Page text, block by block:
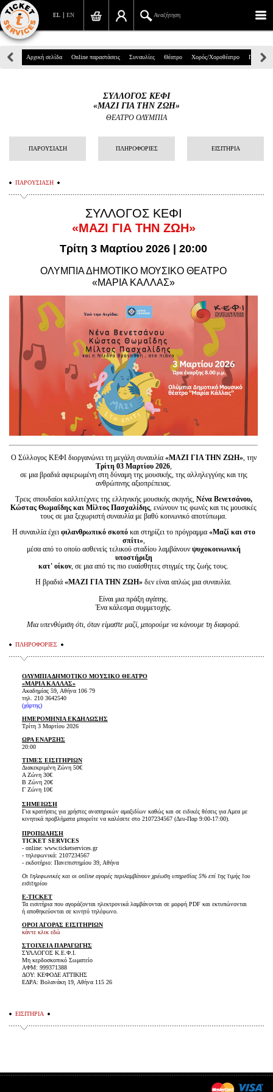
EN
EL Αναζήτηση
Πανεπιστημίου 39, Αθήνα
info@ticketservices.gr
Σύνδεση/Εγγραφή
Προσωπικά Δεδομένα
Πληροφορίες
Είσοδος διαχειριστή
Αρχική σελίδα Online παραστάσεις Συναυλίες Θέατρο Χορός/Χοροθέατρο Παιδικά
ΣΥΛΛΟΓΟΣ ΚΕΦΙ
«ΜΑΖΙ ΓΙΑ ΤΗΝ ΖΩΗ»
ΘΕΑΤΡΟ ΟΛΥΜΠΙΑ
ΠΑΡΟΥΣΙΑΣΗ ΠΛΗΡΟΦΟΡΙΕΣ ΕΙΣΙΤΗΡΙΑ
ΠΑΡΟΥΣΙΑΣΗ
ΣΥΛΛΟΓΟΣ ΚΕΦΙ
«ΜΑΖΙ ΓΙΑ ΤΗΝ ΖΩΗ»
Τρίτη 3 Μαρτίου 2026 | 20:00
ΟΛΥΜΠΙΑ ΔΗΜΟΤΙΚΟ ΜΟΥΣΙΚΟ ΘΕΑΤΡΟ
«ΜΑΡΙΑ ΚΑΛΛΑΣ»
Ο Σύλλογος ΚΕΦΙ διοργανώνει τη μεγάλη συναυλία «ΜΑΖΙ ΓΙΑ ΤΗΝ ΖΩΗ», την
Τρίτη 03 Μαρτίου 2026,
σε μια βραδιά αφιερωμένη στη δύναμη της μουσικής, της αλληλεγγύης και της
ανθρώπινης αξιοπρέπειας.
Τρεις σπουδαίοι καλλιτέχνες της ελληνικής μουσικής σκηνής, Νένα Βενετσάνου,
Κώστας Θωμαΐδης και Μίλτος Πασχαλίδης , ενώνουν τις φωνές και τις μουσικές
τους σε μια ξεχωριστή συναυλία με βαθύ κοινωνικό αποτύπωμα.
Η συναυλία έχει φιλανθρωπικό σκοπόκαι στηρίζει το πρόγραμμα «Μαζί και στο
σπίτι»,
μέσα από το οποίο ασθενείς τελικού σταδίου λαμβάνουν ψυχοκοινωνική
υποστήριξη
κατ' οίκον, σε μια από τις πιο ευαίσθητες στιγμές της ζωής τους.
Η βραδιά «ΜΑΖΙ ΓΙΑ ΤΗΝ ΖΩΗ» δεν είναι απλώς μια συναυλία.
Είναι μια πράξη αγάπης.
Ένα κάλεσμα συμμετοχής.
Μια υπενθύμιση ότι, όταν είμαστε μαζί, μπορούμε να κάνουμε τη διαφορά.
ΠΛΗΡΟΦΟΡΙΕΣ
ΟΛΥΜΠΙΑ ΔΗΜΟΤΙΚΟ ΜΟΥΣΙΚΟ ΘΕΑΤΡΟ
«ΜΑΡΙΑ ΚΑΛΛΑΣ»
Ακαδημίας 59, Αθήνα 106 79
τηλ. 210 3642540
(χάρτης)
ΗΜΕΡΟΜΗΝΙΑ ΕΚΔΗΛΩΣΗΣ
Τρίτη 3 Μαρτίου 2026
ΩΡΑ ΕΝΑΡΞΗΣ
20:00
ΤΙΜΕΣ ΕΙΣΙΤΗΡΙΩΝ
Διακεκριμένη Ζώνη 50€
Α Ζώνη 30€
Β Ζώνη 20€
Γ Ζώνη 10€
ΣΗΜΕΙΩΣΗ
Για κρατήσεις για χρήστες αναπηρικών αμαξιδίων καθώς και σε ειδικές θέσεις για Αμεα με
κινητικά προβλήματα μπορείτε να καλέσετε στο 2107234567 (Δευ-Παρ 9:00-17:00).
ΠΡΟΠΩΛΗΣΗ
TICKET SERVICES
- online: www.ticketservices.gr
- τηλεφωνικά: 2107234567
- εκδοτήριο: Πανεπιστημίου 39, Αθήνα
Οι τηλεφωνικές και οι online αγορές περιλαμβάνουν χρέωση υπηρεσίας 5% επί της τιμής του
εισιτηρίου
E-TICKET
Τα εισιτήρια που αγοράζονται ηλεκτρονικά λαμβάνονται σε μορφή PDF και εκτυπώνονται
ή αποθηκεύονται σε κινητό τηλέφωνο.
ΟΡΟΙ ΑΓΟΡΑΣ ΕΙΣΙΤΗΡΙΩΝ
κάντε κλικ εδώ
ΣΤΟΙΧΕΙΑ ΠΑΡΑΓΩΓΗΣ
ΣΥΛΛΟΓΟΣ Κ.Ε.Φ.Ι.
Μη κερδοσκοπικό Σωματείο
ΑΦΜ: 999371388
ΔΟΥ: ΚΕΦΟΔΕ ΑΤΤΙΚΗΣ
ΕΔΡΑ: Βολανάκη 19, Αθήνα 115 26
ΕΙΣΙΤΗΡΙΑ